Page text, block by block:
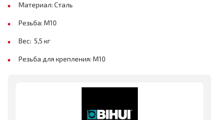
Материал: Сталь
Резьба: М10
Вес: 5,5 кг
Резьба для крепления: М10